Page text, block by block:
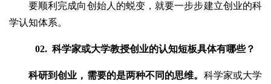
要顺利完成向创始人的蜕变，就要一步步建立创业的科
学认知体系。
02. 科学家或大学教授创业的认知短板具体有哪些？
科研到创业，需要的是两种不同的思维。 科学家或大学